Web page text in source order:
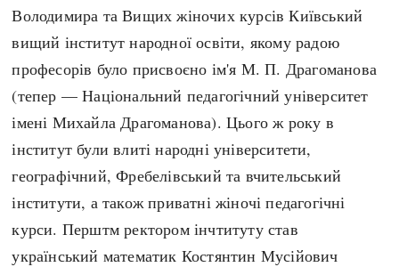
Володимира та Вищих жіночих курсів Київський
вищий інститут народної освіти, якому радою
професорів було присвоєно ім'я М. П. Драгоманова
(тепер — Національний педагогічний університет
імені Михайла Драгоманова). Цього ж року в
інститут були влиті народні університети,
географічний, Фребелівський та вчительський
інститути, а також приватні жіночі педагогічні
курси. Перштм ректором інчтитуту став
український математик Костянтин Мусійович